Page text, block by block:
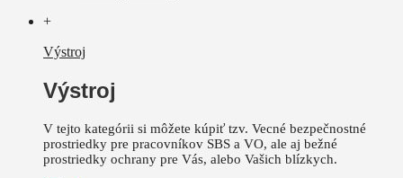
+
Výstroj
Výstroj
V tejto kategórii si môžete kúpiť tzv. Vecné bezpečnostné
prostriedky pre pracovníkov SBS a VO, ale aj bežné
prostriedky ochrany pre Vás, alebo Vašich blízkych.